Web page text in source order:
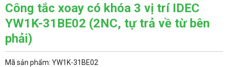
Công tắc xoay có khóa 3 vị trí IDEC
YW1K-31BE02 (2NC, tự trả về từ bên
phải)
Mã sản phẩm: YW1K-31BE02